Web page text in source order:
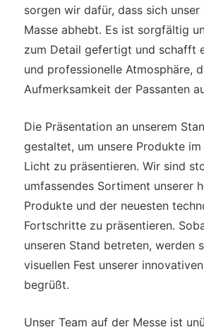
sorgen wir dafür, dass sich
Masse abhebt. Es ist sorgfältig
zum Detail gefertigt und schafft
und professionelle Atmosphäre,
Aufmerksamkeit der Passanten
Die Präsentation an unserem
gestaltet, um unsere Produkte
Licht zu präsentieren. Wir sind
umfassendes Sortiment unserer
Produkte und der neuesten
Fortschritte zu präsentieren.
unseren Stand betreten, werden
visuellen Fest unserer
begrüßt.
Unser Team auf der Messe ist